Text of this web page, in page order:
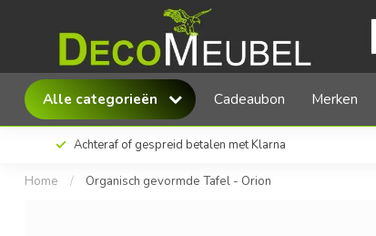
Alle categorieën Cadeaubon Merken
Achteraf of gespreid betalen met Klarna
Home / Organisch gevormde Tafel - Orion
Lamulux Organisch gevormde Tafel - Orion